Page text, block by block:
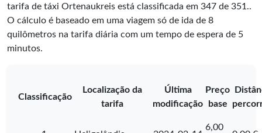
tarifa de táxi Ortenaukreis está classificada em 347 de 351..
O cálculo é baseado em uma viagem só de ida de 8
quilômetros na tarifa diária com um tempo de espera de 5
minutos.
Classificação
Localização da
tarifa
Última
modificação
Preço
base
6,00